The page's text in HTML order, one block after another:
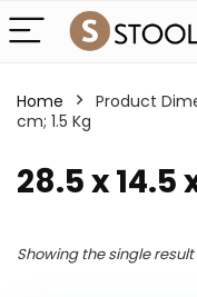
Home Product
cm; 1.5 Kg
‎28.5 x 14.5
Showing the single result